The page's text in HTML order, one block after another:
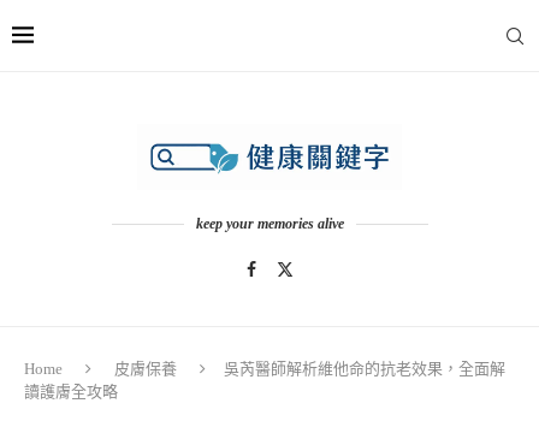
keep your memories alive
Home 皮膚保養
吳芮醫師解析維他命的抗老效果，全面解
讀護膚全攻略